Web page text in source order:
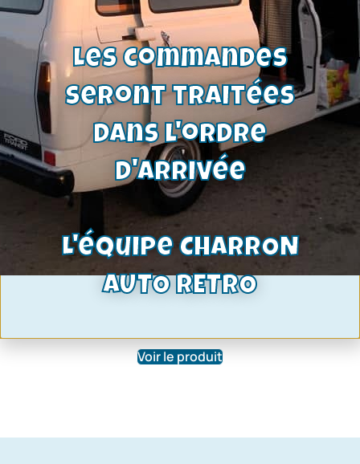
Vis platinées pour allumeur Bosch |
moteur OHC Pinto- V4 Cologne- V6
Voir le produit
Les commandes
seront traitées
dans l'ordre
d'arrivée
L'équipe CHARRON
AUTO RETRO